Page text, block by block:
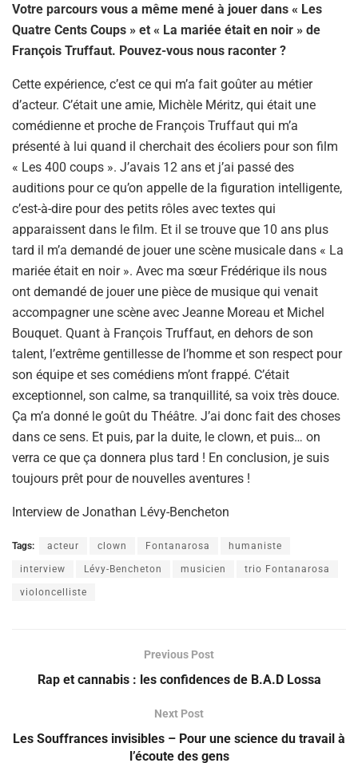
Votre parcours vous a même mené à jouer dans « Les
Quatre Cents Coups » et « La mariée était en noir » de
François Truffaut. Pouvez-vous nous raconter ?
Cette expérience, c’est ce qui m’a fait goûter au métier
d’acteur. C’était une amie, Michèle Méritz, qui était une
comédienne et proche de François Truffaut qui m’a
présenté à lui quand il cherchait des écoliers pour son film
« Les 400 coups ». J’avais 12 ans et j’ai passé des
auditions pour ce qu’on appelle de la figuration intelligente,
c’est-à-dire pour des petits rôles avec textes qui
apparaissent dans le film. Et il se trouve que 10 ans plus
tard il m’a demandé de jouer une scène musicale dans « La
mariée était en noir ». Avec ma sœur Frédérique ils nous
ont demandé de jouer une pièce de musique qui venait
accompagner une scène avec Jeanne Moreau et Michel
Bouquet. Quant à François Truffaut, en dehors de son
talent, l’extrême gentillesse de l’homme et son respect pour
son équipe et ses comédiens m’ont frappé. C’était
exceptionnel, son calme, sa tranquillité, sa voix très douce.
Ça m’a donné le goût du Théâtre. J’ai donc fait des choses
dans ce sens. Et puis, par la duite, le clown, et puis… on
verra ce que ça donnera plus tard ! En conclusion, je suis
toujours prêt pour de nouvelles aventures !
Interview de Jonathan Lévy-Bencheton
Tags: acteur clown Fontanarosa humaniste
interview Lévy-Bencheton musicien trio Fontanarosa
violoncelliste
Previous Post
Rap et cannabis : les confidences de B.A.D Lossa
Next Post
Les Souffrances invisibles – Pour une science du travail à
l’écoute des gens